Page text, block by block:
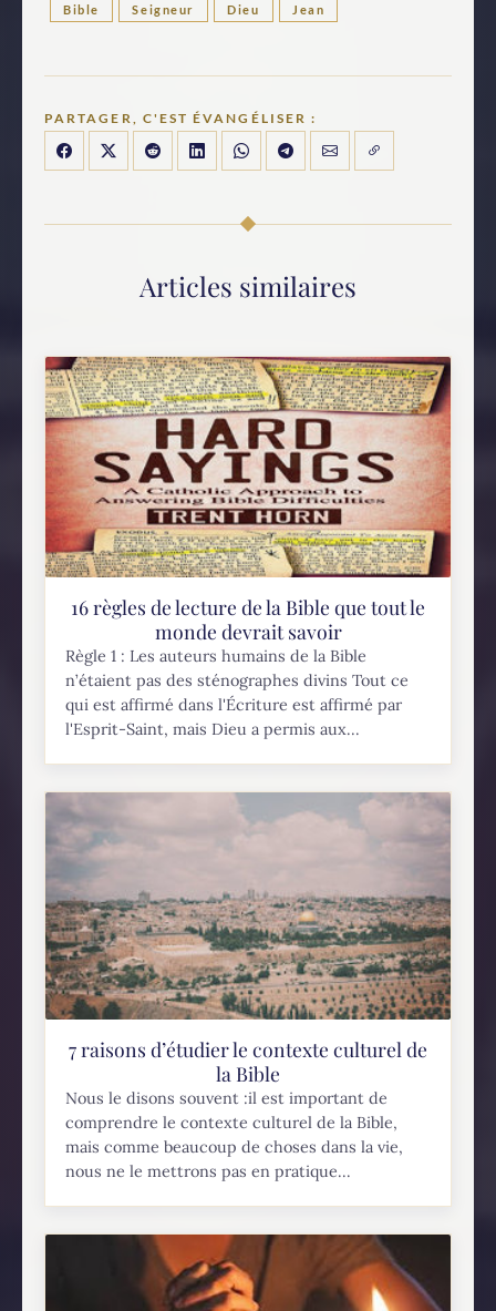
Bible Seigneur Dieu Jean
PARTAGER, C'EST ÉVANGÉLISER :
Articles similaires
16 règles de lecture de la Bible que tout le
monde devrait savoir
Règle 1 : Les auteurs humains de la Bible
n’étaient pas des sténographes divins Tout ce
qui est affirmé dans l'Écriture est affirmé par
l'Esprit-Saint, mais Dieu a permis aux...
7 raisons d’étudier le contexte culturel de
la Bible
Nous le disons souvent :il est important de
comprendre le contexte culturel de la Bible,
mais comme beaucoup de choses dans la vie,
nous ne le mettrons pas en pratique...